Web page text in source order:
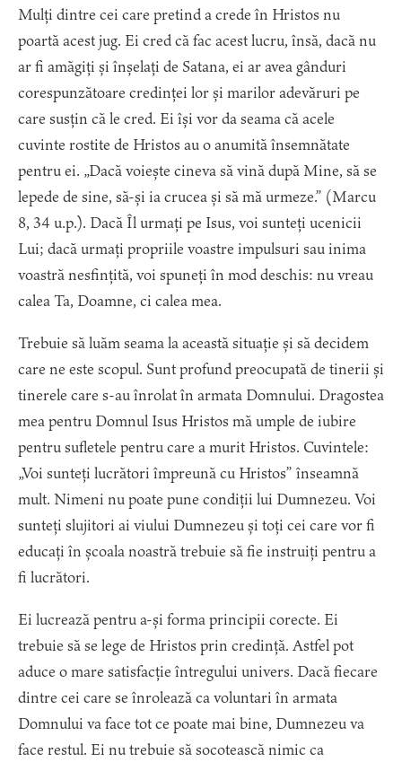
Mulți dintre cei care pretind a crede în Hristos nu
poartă acest jug. Ei cred că fac acest lucru, însă, dacă nu
ar fi amăgiți și înșelați de Satana, ei ar avea gânduri
corespunzătoare credinței lor și marilor adevăruri pe
care susțin că le cred. Ei își vor da seama că acele
cuvinte rostite de Hristos au o anumită însemnătate
pentru ei. „Dacă voiește cineva să vină după Mine, să se
lepede de sine, să-și ia crucea și să mă urmeze.” (Marcu
8, 34 u.p.). Dacă Îl urmați pe Isus, voi sunteți ucenicii
Lui; dacă urmați propriile voastre impulsuri sau inima
voastră nesfințită, voi spuneți în mod deschis: nu vreau
calea Ta, Doamne, ci calea mea.
Trebuie să luăm seama la această situație și să decidem
care ne este scopul. Sunt profund preocupată de tinerii și
tinerele care s-au înrolat în armata Domnului. Dragostea
mea pentru Domnul Isus Hristos mă umple de iubire
pentru sufletele pentru care a murit Hristos. Cuvintele:
„Voi sunteți lucrători împreună cu Hristos” înseamnă
mult. Nimeni nu poate pune condiții lui Dumnezeu. Voi
sunteți slujitori ai viului Dumnezeu și toți cei care vor fi
educați în școala noastră trebuie să fie instruiți pentru a
fi lucrători.
Ei lucrează pentru a-și forma principii corecte. Ei
trebuie să se lege de Hristos prin credință. Astfel pot
aduce o mare satisfacție întregului univers. Dacă fiecare
dintre cei care se înrolează ca voluntari în armata
Domnului va face tot ce poate mai bine, Dumnezeu va
face restul. Ei nu trebuie să socotească nimic ca